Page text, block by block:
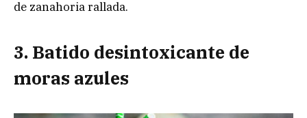
de zanahoria rallada.
3. Batido desintoxicante de
moras azules